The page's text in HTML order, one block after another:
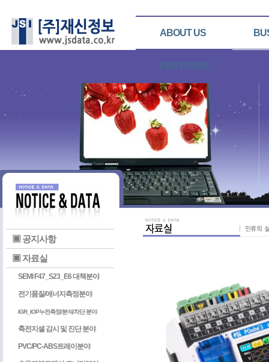
ABOUT US
PARTNERS
▣ 공지사항
▣ 자료실
SEMI F47_S23_E6 대책분야
전기품질/에너지측정분야
IGR_IOP누전측정/분석/차단 분야
축전지셀 감시 및 진단 분야
PVC/PC-ABS트레이분야